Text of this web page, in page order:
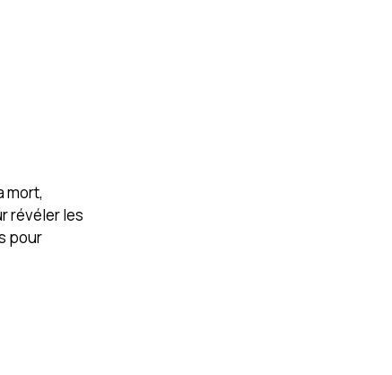
mort,
révéler les
pour